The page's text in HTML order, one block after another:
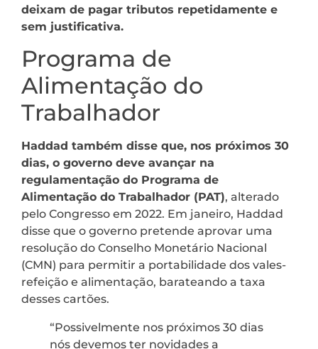
deixam de pagar tributos repetidamente e
sem justificativa.
Programa de
Alimentação do
Trabalhador
Haddad também disse que, nos próximos 30
dias, o governo deve avançar na
regulamentação do Programa de
Alimentação do Trabalhador (PAT), alterado
pelo Congresso em 2022. Em janeiro, Haddad
disse que o governo pretende aprovar uma
resolução do Conselho Monetário Nacional
(CMN) para permitir a portabilidade dos vales-
refeição e alimentação, barateando a taxa
desses cartões.
“Possivelmente nos próximos 30 dias
nós devemos ter novidades a